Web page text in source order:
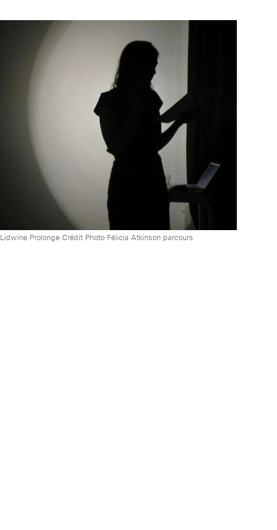
Lidwine Prolonge Crédit Photo Félicia Atkinson parcours